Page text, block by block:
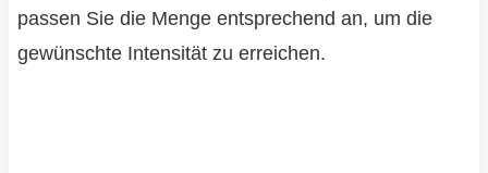
passen Sie die Menge entsprechend an, um die
gewünschte Intensität zu erreichen.